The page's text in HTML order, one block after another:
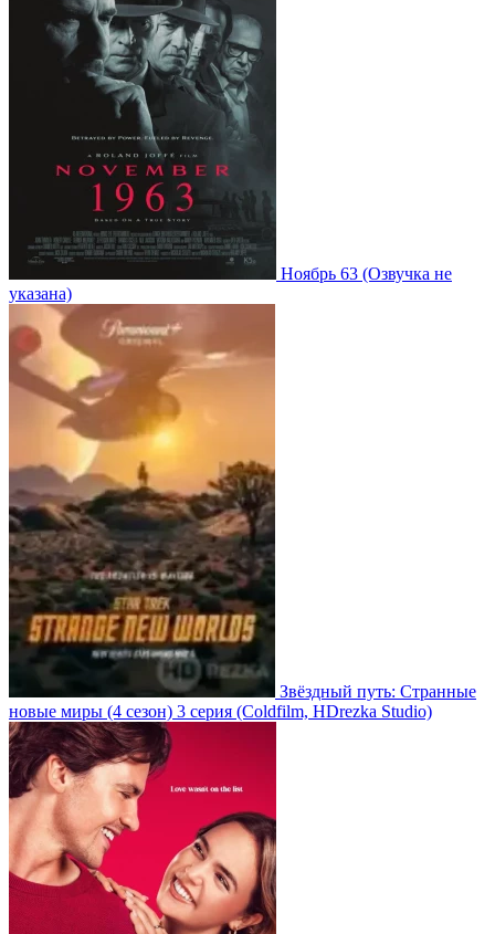
Ноябрь 63 (Озвучка не
указана)
Звёздный путь: Странные
новые миры (4 сезон) 3 серия (Coldfilm, HDrezka Studio)